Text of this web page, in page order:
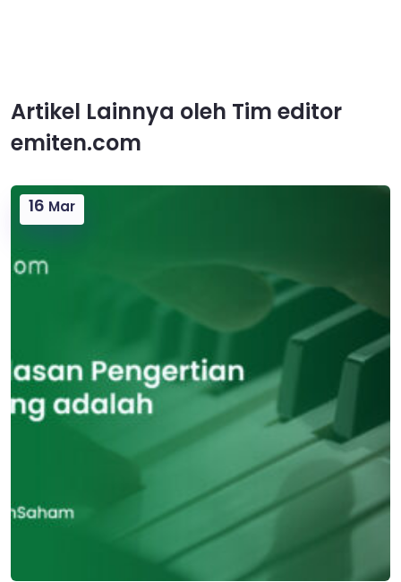
Artikel Lainnya oleh Tim editor
emiten.com
16 Mar